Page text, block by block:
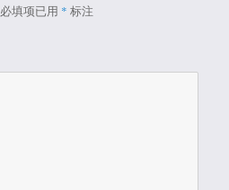
必填项已用 * 标注